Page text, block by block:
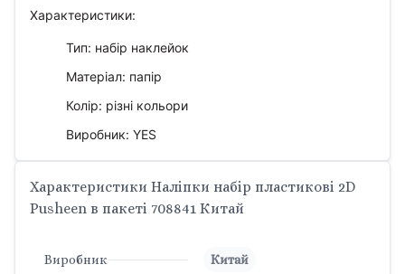
Характеристики:
Тип: набір наклейок
Матеріал: папір
Колір: різні кольори
Виробник: YES
Характеристики Наліпки набір пластикові 2D
Pusheen в пакеті 708841 Китай
Виробник Китай